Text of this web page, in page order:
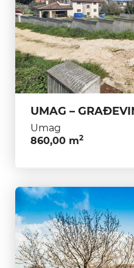
Umag
860,00 m2